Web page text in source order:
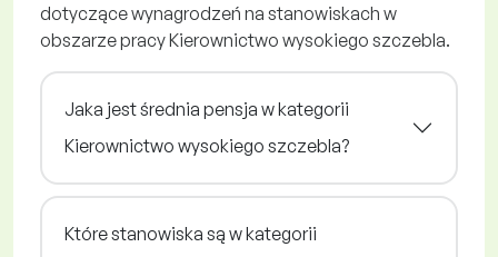
dotyczące wynagrodzeń na stanowiskach w
obszarze pracy Kierownictwo wysokiego szczebla.
Jaka jest średnia pensja w kategorii
Kierownictwo wysokiego szczebla?
Które stanowiska są w kategorii